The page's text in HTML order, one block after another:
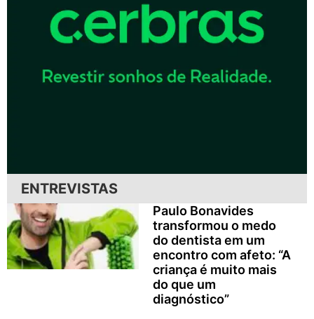
ENTREVISTAS
Paulo Bonavides
transformou o medo
do dentista em um
encontro com afeto: “A
criança é muito mais
do que um
diagnóstico”